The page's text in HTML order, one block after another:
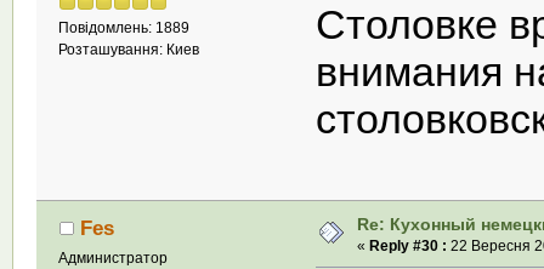
Повідомлень: 1889
Розташування: Киев
Столовке
внимания
Fes
Администратор
Re: Кухонный
« Reply #30 : 22 Вересня